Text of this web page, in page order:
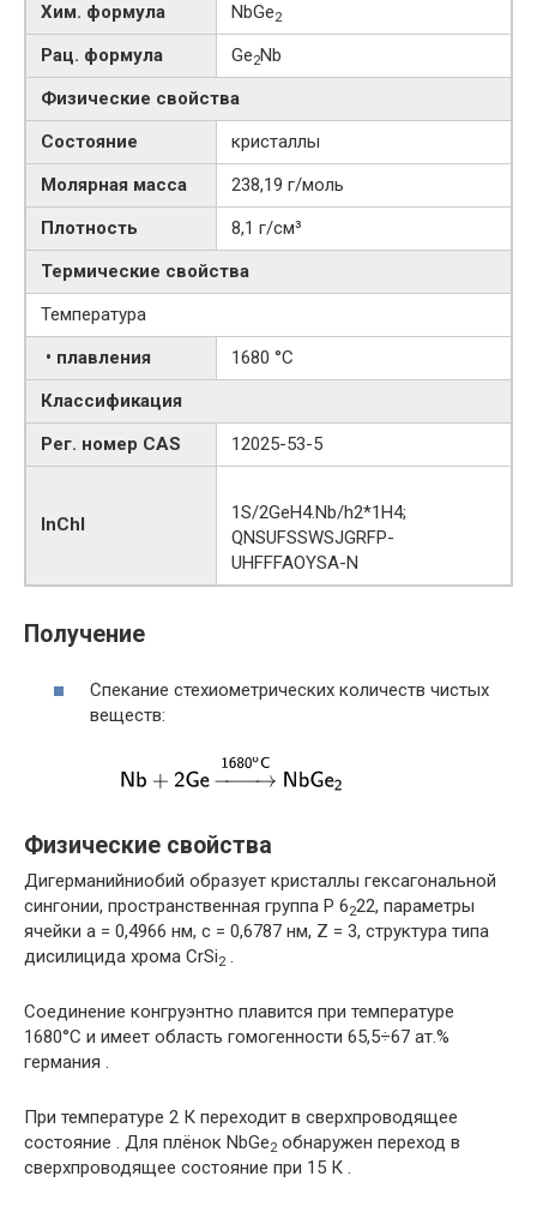
Хим. формула NbGe2
Рац. формула Ge2Nb
Физические свойства
Состояние
кристаллы
Молярная масса
238,19 г/моль
Плотность
8,1 г/см³
Термические свойства
Температура
• плавления
1680 °C
Классификация
Рег. номер CAS
12025-53-5
InChI
1S/2GeH4.Nb/h2*1H4;
QNSUFSSWSJGRFP-
UHFFFAOYSA-N
Получение
Спекание стехиометрических количеств чистых
веществ:
Физические свойства
Дигерманийниобий образует кристаллы гексагональной
сингонии, пространственная группа P 6222, параметры
ячейки a = 0,4966 нм, c = 0,6787 нм, Z = 3, структура типа
дисилицида хрома CrSi2 .
Соединение конгруэнтно плавится при температуре
1680°С и имеет область гомогенности 65,5÷67 ат.%
германия .
При температуре 2 К переходит в сверхпроводящее
состояние . Для плёнок NbGe2 обнаружен переход в
сверхпроводящее состояние при 15 К .